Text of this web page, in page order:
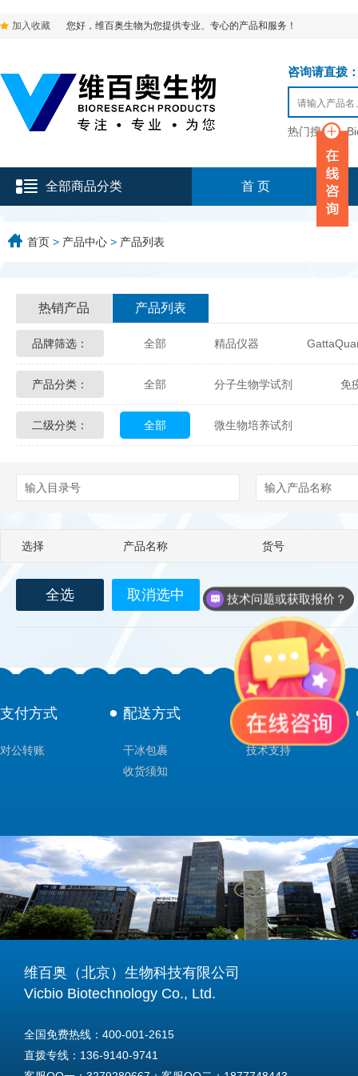
加入收藏 您好，维百奥生物为您提供专业、专心的产品和服务！
咨询请直拨
热门搜索：
全部商品分类 首 页
首页 > 产品中心 > 产品列表
热销产品 产品列表
品牌筛选： 全部 精品仪器
Glycon Biochem Sterlitech
Echelon Biosciences
Biotez Berlin Diametra
Berry & Associates Zedira
LGC Maine Standards Biolife
Abbexa AbD Serotec
产品分类： 全部 分子生物学试剂 免
化学及生物化学试剂
二级分类： 全部 微生物培养试剂
选择 产品名称 货号
全选 取消选中
支付方式
对公转账
配送方式
干冰包裹
收货须知
售后服务
技术支持
维百奥（北京）生物科技有限公司
Vicbio Biotechnology Co., Ltd.
全国免费热线：400-001-2615
直拨专线：136-9140-9741
技术问题或获取报价？